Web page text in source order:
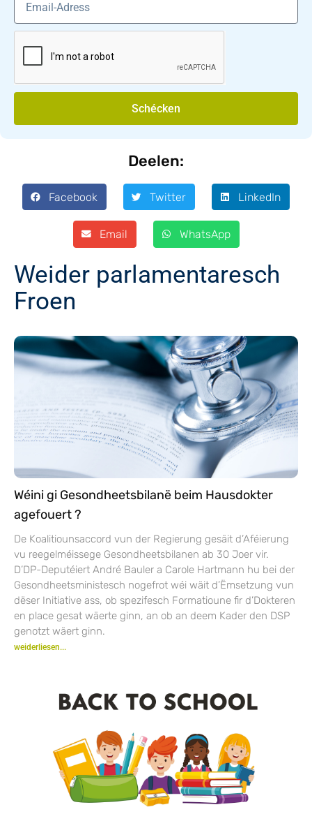
Schécken
Deelen:
Facebook Twitter LinkedIn
Email WhatsApp
Weider parlamentaresch
Froen
Wéini gi Gesondheetsbilanë beim Hausdokter
agefouert ?
De Koalitiounsaccord vun der Regierung gesäit d’Aféierung
vu reegelméissege Gesondheetsbilanen ab 30 Joer vir.
D’DP-Deputéiert André Bauler a Carole Hartmann hu bei der
Gesondheetsministesch nogefrot wéi wäit d’Ëmsetzung vun
dëser Initiative ass, ob spezifesch Formatioune fir d’Dokteren
en place gesat wäerte ginn, an ob an deem Kader den DSP
genotzt wäert ginn.
weiderliesen...